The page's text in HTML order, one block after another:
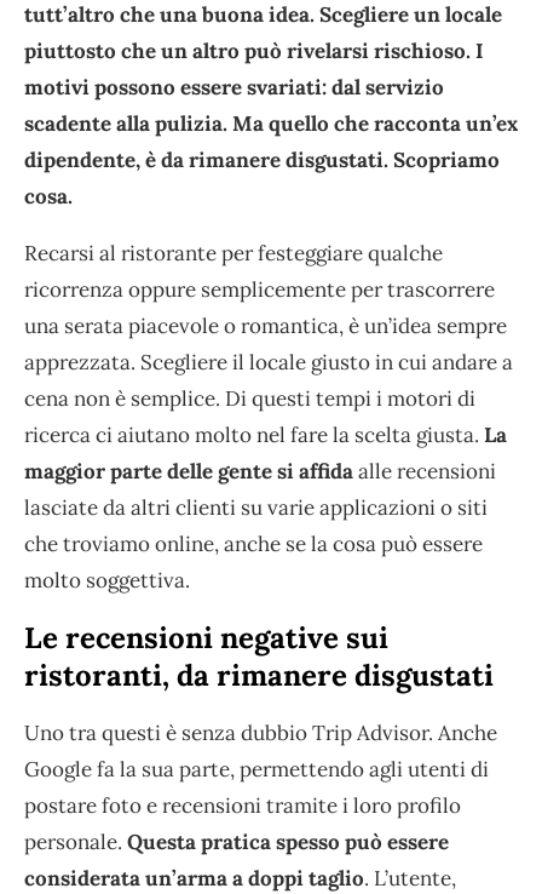
tutt’altro che una buona idea. Scegliere un locale
piuttosto che un altro può rivelarsi rischioso. I
motivi possono essere svariati: dal servizio
scadente alla pulizia. Ma quello che racconta un’ex
dipendente, è da rimanere disgustati. Scopriamo
cosa.
Recarsi al ristorante per festeggiare qualche
ricorrenza oppure semplicemente per trascorrere
una serata piacevole o romantica, è un’idea sempre
apprezzata. Scegliere il locale giusto in cui andare a
cena non è semplice. Di questi tempi i motori di
ricerca ci aiutano molto nel fare la scelta giusta. La
maggior parte delle gente si affidaalle recensioni
lasciate da altri clienti su varie applicazioni o siti
che troviamo online, anche se la cosa può essere
molto soggettiva.
Le recensioni negative sui
ristoranti, da rimanere disgustati
Uno tra questi è senza dubbio Trip Advisor. Anche
Google fa la sua parte, permettendo agli utenti di
postare foto e recensioni tramite i loro profilo
personale. Questa pratica spesso può essere
considerata un’arma a doppi taglio. L’utente,